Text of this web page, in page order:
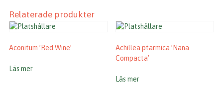
Relaterade produkter
Aconitum ’Red Wine’
Läs mer
Achillea ptarmica ’Nana
Compacta’
Läs mer